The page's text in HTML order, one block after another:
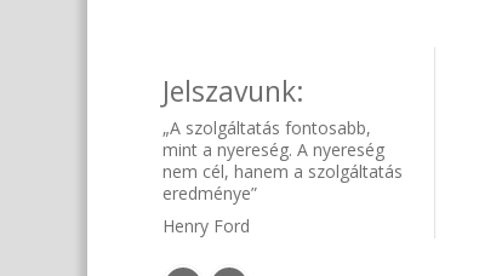
Jelszavunk:
„A szolgáltatás fontosabb,
mint a nyereség. A nyereség
nem cél, hanem a szolgáltatás
eredménye”
Henry Ford